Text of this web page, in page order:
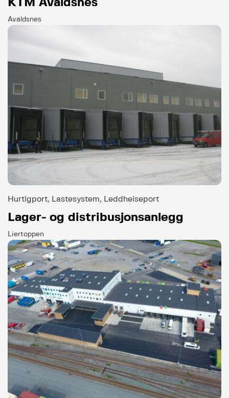
KTM Avaldsnes
Avaldsnes
Hurtigport, Lastesystem, Leddheiseport
Lager- og distribusjonsanlegg
Liertoppen